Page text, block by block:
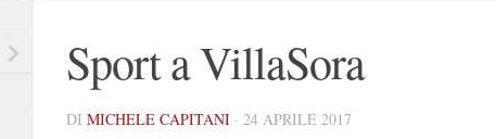
Sport a VillaSora
DI MICHELE CAPITANI · 24 APRILE 2017